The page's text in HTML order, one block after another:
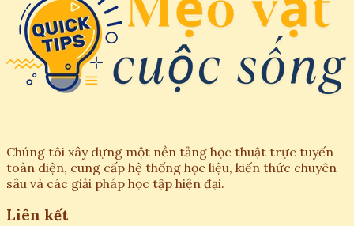
Chúng tôi xây dựng một nền tảng học thuật trực tuyến
toàn diện, cung cấp hệ thống học liệu, kiến thức chuyên
sâu và các giải pháp học tập hiện đại.
Liên kết